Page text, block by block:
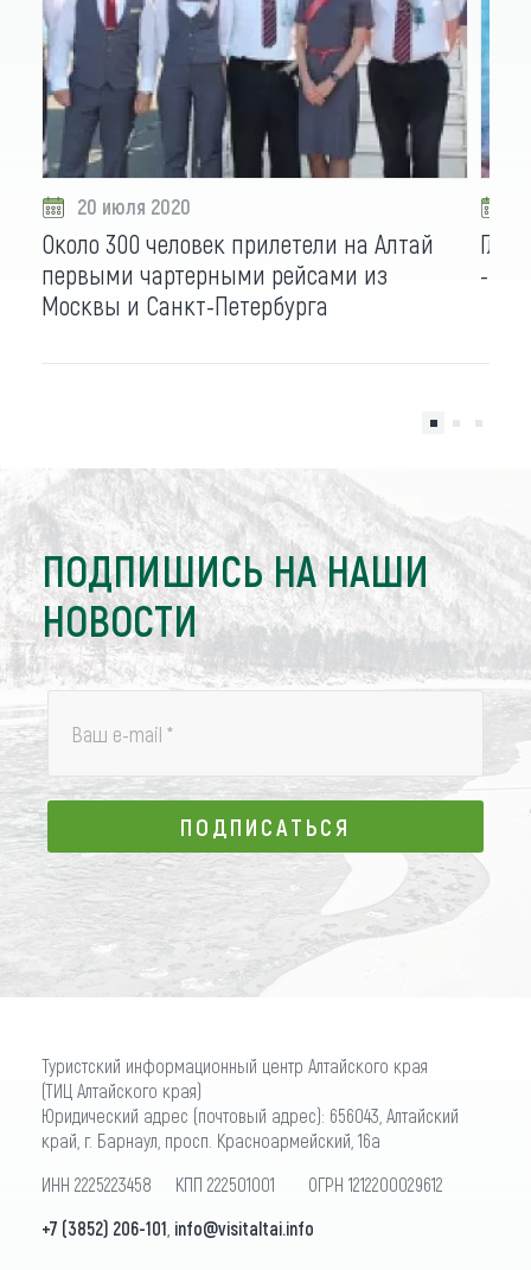
20 июля 2020
Около 300 человек прилетели на Алтай
первыми чартерными рейсами из
Москвы и Санкт-Петербурга
-
ПОДПИШИСЬ НА НАШИ
НОВОСТИ
Ваш e-mail *
ПОДПИСАТЬСЯ
ПОДПИСАТЬСЯ
Туристский информационный центр Алтайского края
(ТИЦ Алтайского края)
Юридический адрес (почтовый адрес): 656043, Алтайский
край, г. Барнаул, просп. Красноармейский, 16а
ИНН 2225223458 КПП 222501001 ОГРН 1212200029612
+7 (3852) 206-101 info@visitaltai.info